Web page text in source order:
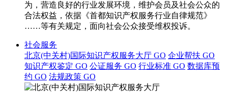
为，营造良好的行业发展环境，维护会员及社会公众的
合法权益，依据《首都知识产权服务行业自律规范》
……等有关规定，面向社会公众接受维权投诉。
社会服务
北京(中关村)国际知识产权服务大厅 GO 企业帮扶 GO
知识产权鉴定 GO 公证服务 GO 行业标准 GO 数据库预
约 GO 法规政策 GO